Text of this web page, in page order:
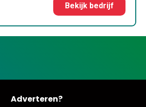
Bekijk bedrijf
Adverteren?